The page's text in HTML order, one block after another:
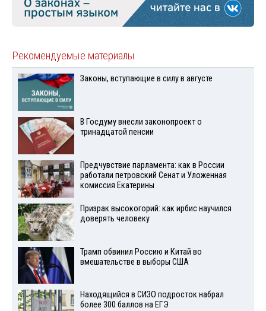
Рекомендуемые материалы
Законы, вступающие в силу в августе
В Госдуму внесли законопроект о
тринадцатой пенсии
Предчувствие парламента: как в России
работали петровский Сенат и Уложенная
комиссия Екатерины
Призрак высокогорий: как ирбис научился
доверять человеку
Трамп обвинил Россию и Китай во
вмешательстве в выборы США
Находящийся в СИЗО подросток набрал
более 300 баллов на ЕГЭ